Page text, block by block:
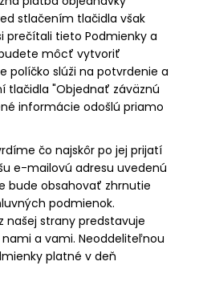
stlačením tlačidla však
prečítali tieto Podmienky a
môcť vytvoriť
políčko slúži na potvrdenie a
tlačidla "Objednať záväznú
informácie odošlú priamo
čo najskôr po jej prijatí
e-mailovú adresu uvedenú
bude obsahovať zhrnutie
podmienok.
našej strany predstavuje
a vami. Neoddeliteľnou
platné v deň